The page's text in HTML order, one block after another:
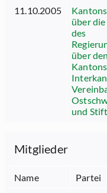
11.10.2005
über
des
über
und
Mitglieder
Name Partei